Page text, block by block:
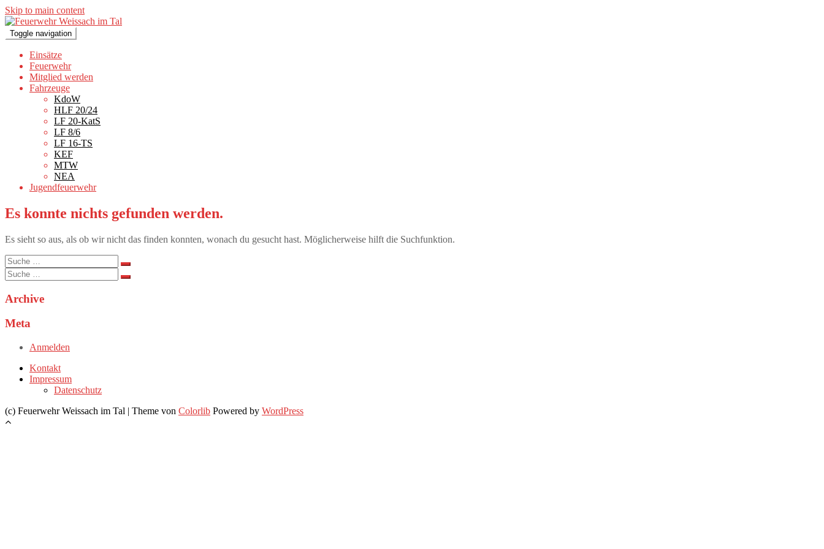
Skip to main content
Toggle navigation
Einsätze
Feuerwehr
Mitglied werden
Fahrzeuge
KdoW
HLF 20/24
LF 20-KatS
LF 8/6
LF 16-TS
KEF
MTW
NEA
Jugendfeuerwehr
Es konnte nichts gefunden werden.
Es sieht so aus, als ob wir nicht das finden konnten, wonach du gesucht hast. Möglicherweise hilft die Suchfunktion.
Suche
nach:
Suche
nach:
Archive
Meta
Anmelden
Kontakt
Impressum
Datenschutz
(c) Feuerwehr Weissach im Tal | Theme von Colorlib Powered by WordPress